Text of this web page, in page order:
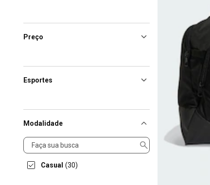
Preço
Esportes
Modalidade
Modalidade
Casual (30)